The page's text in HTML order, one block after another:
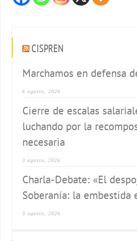
CISPREN
Marchamos en defensa
6 agosto, 2026
Cierre de escalas
luchando por la
necesaria
3 agosto, 2026
Charla-Debate: «El
Soberanía: la embestida
3 agosto, 2026